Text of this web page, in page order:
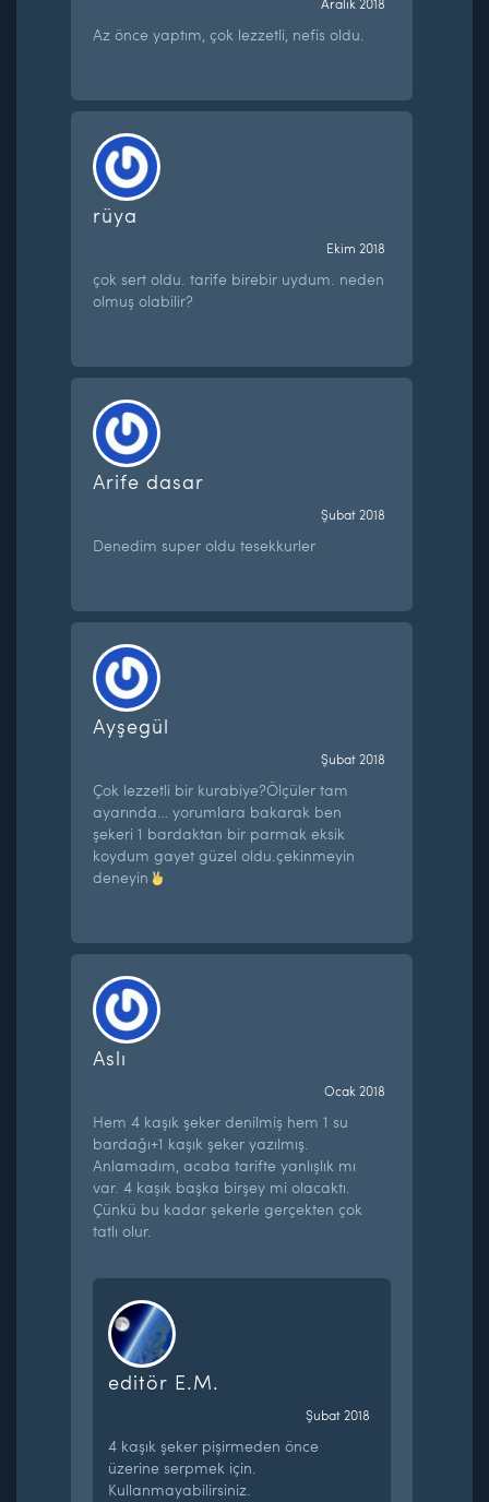
Aralık 2018
Az önce yaptım, çok lezzetli, nefis oldu.
rüya
Ekim 2018
çok sert oldu. tarife birebir uydum. neden
olmuş olabilir?
Arife dasar
Şubat 2018
Denedim super oldu tesekkurler
Ayşegül
Şubat 2018
Çok lezzetli bir kurabiye?Ölçüler tam
ayarında… yorumlara bakarak ben
şekeri 1 bardaktan bir parmak eksik
koydum gayet güzel oldu.çekinmeyin
deneyin
Aslı
Ocak 2018
Hem 4 kaşık şeker denilmiş hem 1 su
bardağı+1 kaşık şeker yazılmış.
Anlamadım, acaba tarifte yanlışlık mı
var. 4 kaşık başka birşey mi olacaktı.
Çünkü bu kadar şekerle gerçekten çok
tatlı olur.
editör E.M.
Şubat 2018
4 kaşık şeker pişirmeden önce
üzerine serpmek için.
Kullanmayabilirsiniz.